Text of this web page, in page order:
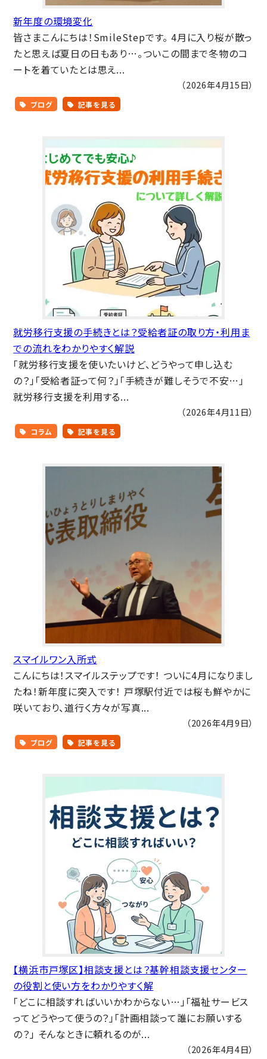
新年度の環境変化
皆さまこんにちは！SmileStepです。 4月に入り桜が散っ
たと思えば夏日の日もあり…。ついこの間まで冬物のコ
ートを着ていたとは思え...
（2026年4月15日）
ブログ 記事を見る
就労移行支援の手続きとは？受給者証の取り方・利用ま
での流れをわかりやすく解説
「就労移行支援を使いたいけど、どうやって申し込む
の？」「受給者証って何？」「手続きが難しそうで不安…」
就労移行支援を利用する...
（2026年4月11日）
コラム 記事を見る
スマイルワン入所式
こんにちは！スマイルステップです！ ついに4月になりまし
たね！新年度に突入です！ 戸塚駅付近では桜も鮮やかに
咲いており、道行く方々が写真...
（2026年4月9日）
ブログ 記事を見る
【横浜市戸塚区】相談支援とは？基幹相談支援センター
の役割と使い方をわかりやすく解
「どこに相談すればいいかわからない…」「福祉サービス
ってどうやって使うの？」「計画相談って誰にお願いする
の？」 そんなときに頼れるのが...
（2026年4月4日）